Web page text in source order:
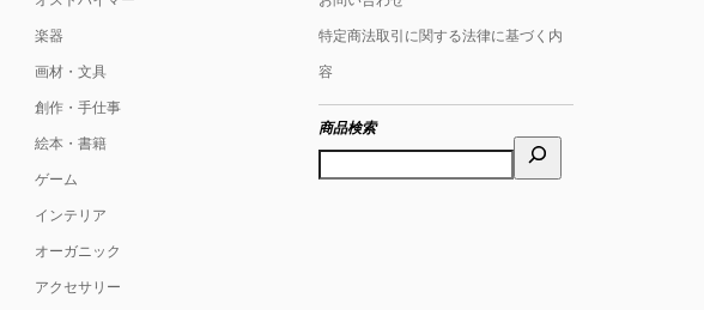
楽器
画材・文具
創作・手仕事
絵本・書籍
ゲーム
インテリア
オーガニック
アクセサリー
特定商法取引に関する法律に基づく内
容
商品検索